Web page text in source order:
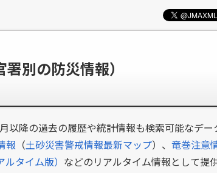
別の防災情報）
以降の過去の履歴や統計情報も検索可能なデ
報 （土砂災害警戒情報最新マップ）、 竜巻注意
タイム版） などのリアルタイム情報として提供